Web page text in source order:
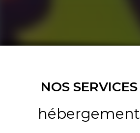
NOS SERVICES
hébergement